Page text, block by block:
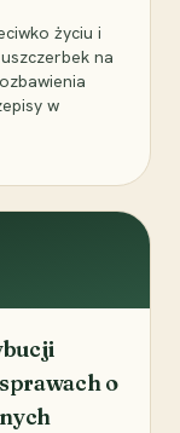
życiu i
na
w
o